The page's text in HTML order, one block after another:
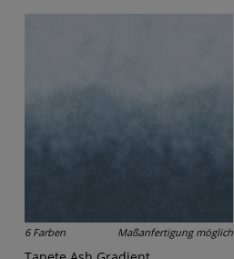
6 Farben Maßanfertigung möglich